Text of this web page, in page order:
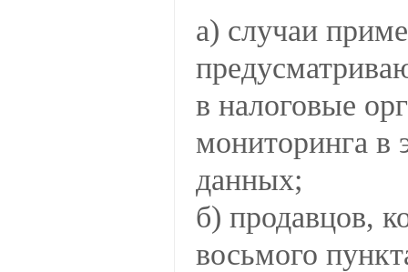
а) случаи
в налоговые
мониторинга в
данных;
б) продавцов,
восьмого